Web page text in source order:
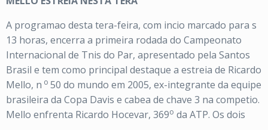
A programao desta tera-feira, com incio marcado para s
13 horas, encerra a primeira rodada do Campeonato
Internacional de Tnis do Par, apresentado pela Santos
Brasil e tem como principal destaque a estreia de Ricardo
Mello, n o 50 do mundo em 2005, ex-integrante da equipe
brasileira da Copa Davis e cabea de chave 3 na competio.
Mello enfrenta Ricardo Hocevar, 369o da ATP. Os dois